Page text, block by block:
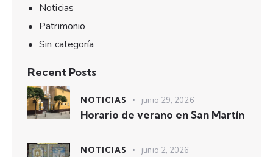
Noticias
Patrimonio
Sin categoría
Recent Posts
NOTICIAS junio 29, 2026
Horario de verano en San Martín
NOTICIAS junio 2, 2026